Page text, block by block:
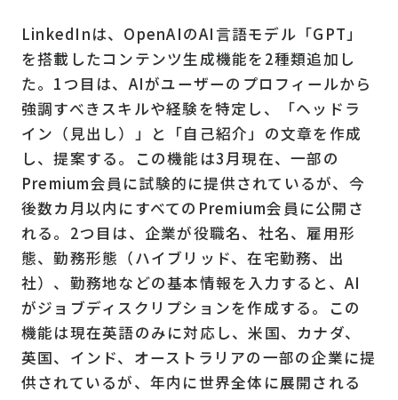
LinkedInは、OpenAIのAI言語モデル「GPT」
を搭載したコンテンツ生成機能を2種類追加し
た。1つ目は、AIがユーザーのプロフィールから
強調すべきスキルや経験を特定し、「ヘッドラ
イン（見出し）」と「自己紹介」の文章を作成
し、提案する。この機能は3月現在、一部の
Premium会員に試験的に提供されているが、今
後数カ月以内にすべてのPremium会員に公開さ
れる。2つ目は、企業が役職名、社名、雇用形
態、勤務形態（ハイブリッド、在宅勤務、出
社）、勤務地などの基本情報を入力すると、AI
がジョブディスクリプションを作成する。この
機能は現在英語のみに対応し、米国、カナダ、
英国、インド、オーストラリアの一部の企業に提
供されているが、年内に世界全体に展開される